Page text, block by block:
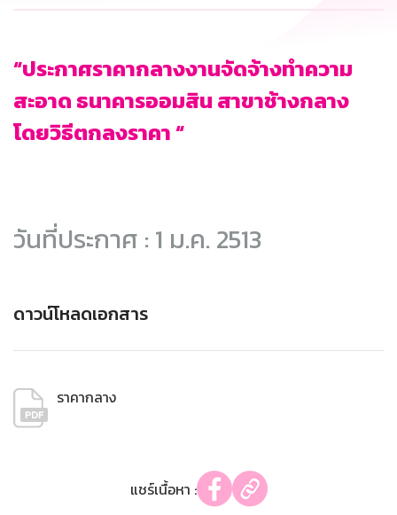
“ประกาศราคากลางงานจัดจ้างทำความ
สะอาด ธนาคารออมสิน สาขาช้างกลาง
โดยวิธีตกลงราคา “
วันที่ประกาศ : 1 ม.ค. 2513
ดาวน์โหลดเอกสาร
ราคากลาง
แชร์เนื้อหา :